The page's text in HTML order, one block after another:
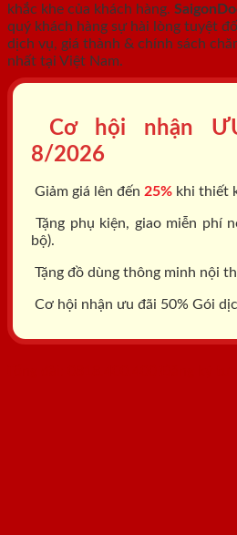
khắc khe của khách hàng.
quý khách hàng sự hài lòng tuyệt
dịch vụ, giá thành & chính sách
nhất tại Việt Nam.
Cơ hội nhận
8/2026
Giảm giá lên đến 25% khi thiết
Tặng phụ kiện, giao miễn phí
bộ).
Tặng đồ dùng thông minh nội
Cơ hội nhận ưu đãi 50% Gói